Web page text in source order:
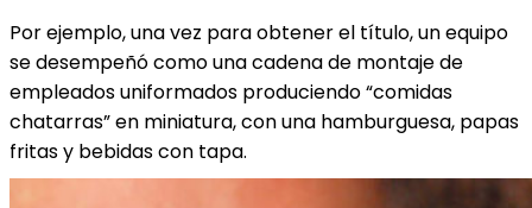
Por ejemplo, una vez para obtener el título, un equipo
se desempeñó como una cadena de montaje de
empleados uniformados produciendo “comidas
chatarras” en miniatura, con una hamburguesa, papas
fritas y bebidas con tapa.